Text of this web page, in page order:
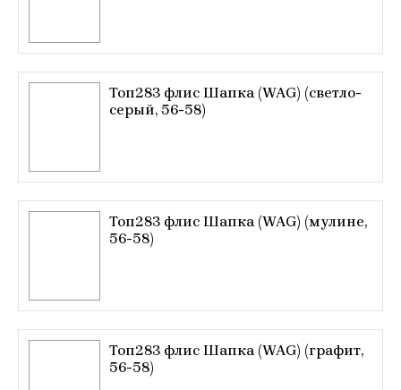
Топ283 флис Шапка (WAG) (светло-
серый, 56-58)
Топ283 флис Шапка (WAG) (мулине,
56-58)
Топ283 флис Шапка (WAG) (графит,
56-58)